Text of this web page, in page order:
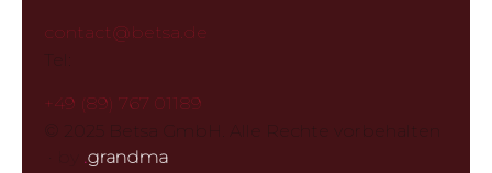
contact@betsa.de
Tel:
+49 (89) 767 01189
© 2025 Betsa GmbH. Alle Rechte vorbehalten
.grandma